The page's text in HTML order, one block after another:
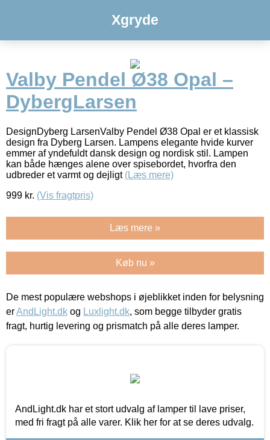
Xgryde
Valby Pendel Ø38 Opal –
DybergLarsen
DesignDyberg LarsenValby Pendel Ø38 Opal er et klassisk
design fra Dyberg Larsen. Lampens elegante hvide kurver
emmer af yndefuldt dansk design og nordisk stil. Lampen
kan både hænges alene over spisebordet, hvorfra den
udbreder et varmt og dejligt (Læs mere)
999 kr. (Vis fragtpris)
Læs mere »
Køb nu »
De mest populære webshops i øjeblikket inden for belysning
erAndLight.dk og Luxlight.dk, som begge tilbyder gratis
fragt, hurtig levering og prismatch på alle deres lamper.
AndLight.dk har et stort udvalg af lamper til lave priser,
med fri fragt på alle varer. Klik her for at se deres udvalg.